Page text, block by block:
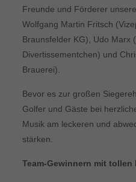
Freunde und Förderer
Wolfgang Martin Fritsch
Braunsfelder KG), Udo Marx
Divertissementchen) und
Brauerei).
Bevor es zur großen
Golfer und Gäste bei
Musik am leckeren und
stärken.
Team-Gewinnern mit tollen